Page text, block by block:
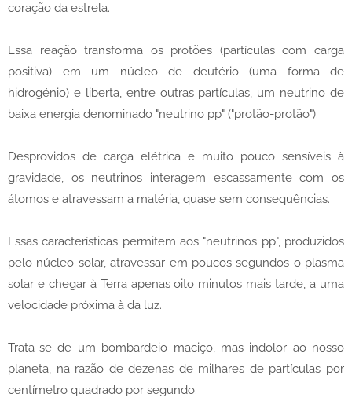
coração da estrela.
Essa reação transforma os protões (partículas com carga
positiva) em um núcleo de deutério (uma forma de
hidrogénio) e liberta, entre outras partículas, um neutrino de
baixa energia denominado "neutrino pp" ("protão-protão").
Desprovidos de carga elétrica e muito pouco sensíveis à
gravidade, os neutrinos interagem escassamente com os
átomos e atravessam a matéria, quase sem consequências.
Essas características permitem aos "neutrinos pp", produzidos
pelo núcleo solar, atravessar em poucos segundos o plasma
solar e chegar à Terra apenas oito minutos mais tarde, a uma
velocidade próxima à da luz.
Trata-se de um bombardeio maciço, mas indolor ao nosso
planeta, na razão de dezenas de milhares de partículas por
centímetro quadrado por segundo.